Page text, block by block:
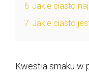
6 Jakie ciasto
7 Jakie ciasto
Kwestia smaku w